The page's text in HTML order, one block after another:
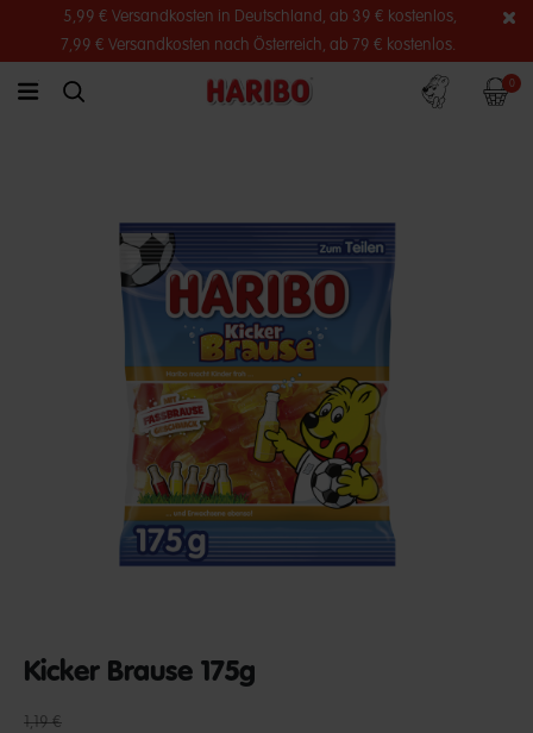
5,99 € Versandkosten in Deutschland, ab 39 € kostenlos,
7,99 € Versandkosten nach Österreich, ab 79 € kostenlos.
link.header.menu.label
simplesearch.search.label
Konto 0
Kicker Brause 175g
undefined out of 5 Customer Rating
1,19 €